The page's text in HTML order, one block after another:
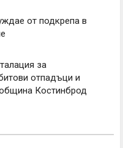
от подкрепа в
за
отпадъци и
Костинброд